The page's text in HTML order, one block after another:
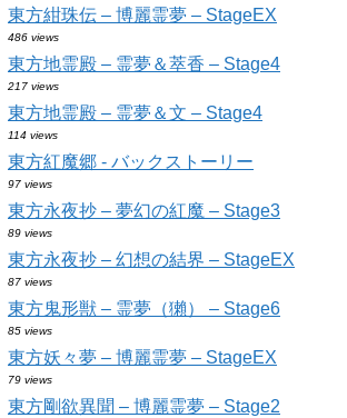
東方紺珠伝 – 博麗霊夢 – StageEX
486 views
東方地霊殿 – 霊夢＆萃香 – Stage4
217 views
東方地霊殿 – 霊夢＆文 – Stage4
114 views
東方紅魔郷 - バックストーリー
97 views
東方永夜抄 – 夢幻の紅魔 – Stage3
89 views
東方永夜抄 – 幻想の結界 – StageEX
87 views
東方鬼形獣 – 霊夢（獺） – Stage6
85 views
東方妖々夢 – 博麗霊夢 – StageEX
79 views
東方剛欲異聞 – 博麗霊夢 – Stage2